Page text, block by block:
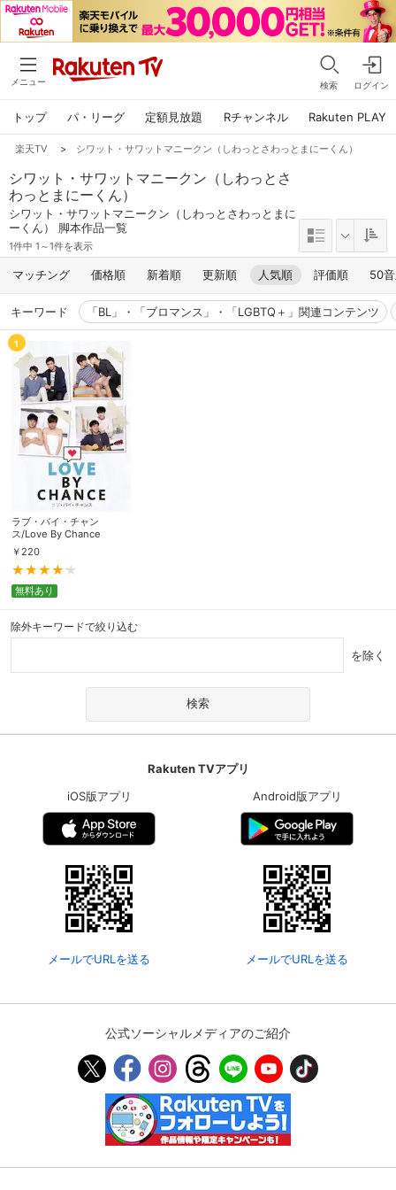
メニュー 検索 ログイン
トップ パ・リーグ 定額見放題 Rチャンネル Rakuten PLAY
楽天TV > シワット・サワットマニークン（しわっとさわっとまにーくん）
シワット・サワットマニークン（しわっとさ
わっとまにーくん）
シワット・サワットマニークン（しわっとさわっとまに
ーくん） 脚本作品一覧
1件中 1～1件を表示
マッチング 価格順 新着順 更新順 人気順 評価順 50
キーワード 「BL」・「ブロマンス」・「LGBTQ＋」関連コンテンツ
1
ラブ・バイ・チャン
ス/Love By Chance
￥ 220
無料あり
除外キーワードで絞り込む
を除く
Rakuten TVアプリ
iOS版アプリ
メールでURLを送る
Android版アプリ
メールでURLを送る
公式ソーシャルメディアのご紹介